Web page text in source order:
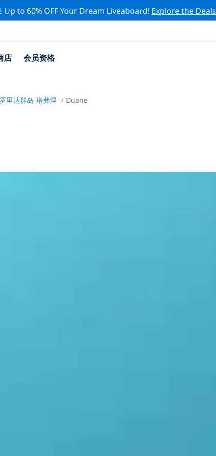
Up to 60% OFF Your Dream Liveaboard! Explore the Deals
店 会员资格
里达群岛-塔弗涅 Duane